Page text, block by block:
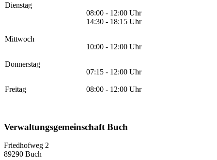
Dienstag
08:00 - 12:00 Uhr
14:30 - 18:15 Uhr
Mittwoch
10:00 - 12:00 Uhr
Donnerstag
07:15 - 12:00 Uhr
Freitag 08:00 - 12:00 Uhr
Verwaltungsgemeinschaft Buch
Friedhofweg 2
89290 Buch